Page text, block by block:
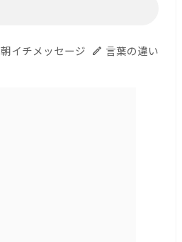
朝イチメッセージ edit 言葉の違い